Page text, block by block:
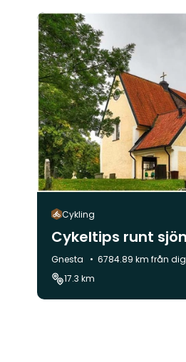
Cykling
Cykeltips runt
Kommun:
Gnesta
6784.89 km från dig
17.3 km